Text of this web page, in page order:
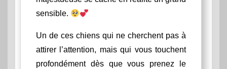
sensible.
Un de ces chiens qui ne cherchent pas à
attirer l’attention, mais qui vous touchent
profondément dès que vous prenez le